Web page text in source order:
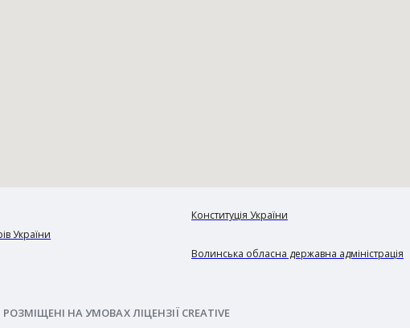
України
Конституція України
Волинська обласна державна адміністрація
НА УМОВАХ ЛІЦЕНЗІЇ CREATIVE